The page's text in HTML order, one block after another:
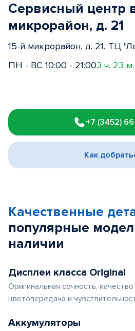
Сервисный центр
микрорайон, д. 21
15-й микрорайон, д. 21, ТЦ
ПН - ВС 10:00 - 21:003 ч. 23
1
of
3
+7 (3452)
Как
Качественные
популярные
наличии
Дисплеи класса Original
Оригинальная сочность,
цветопередача и
Аккумуляторы